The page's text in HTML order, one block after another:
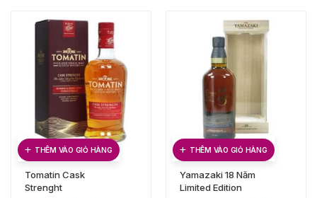
THÊM VÀO GIỎ HÀNG
Tomatin Cask
Strenght
THÊM VÀO GIỎ HÀNG
Yamazaki 18 Năm
Limited Edition